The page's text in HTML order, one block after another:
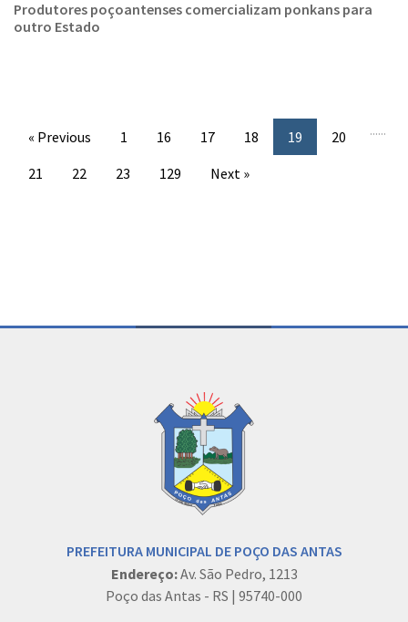
Produtores poçoantenses comercializam ponkans para
outro Estado
« Previous 1 ...
16 17 18 19
20
21
22 23
...
129
Next »
PREFEITURA MUNICIPAL DE POÇO DAS ANTAS
Endereço:Av. São Pedro, 1213
Poço das Antas - RS | 95740-000